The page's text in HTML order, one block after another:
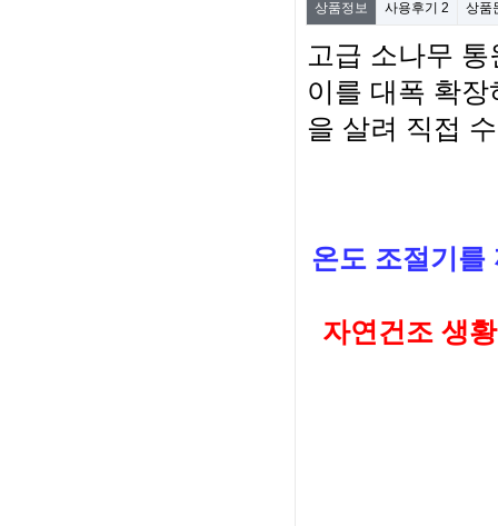
상품정보 사용후기 2 상품
고급 소나무
이를 대폭 확
을 살려 직접
온도 조절기를
자연건조 생